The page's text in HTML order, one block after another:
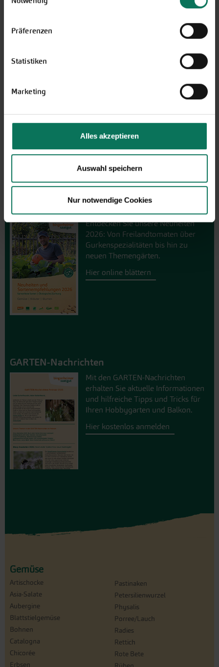
Präferenzen
Statistiken
Marketing
Alles akzeptieren
Auswahl speichern
Nur notwendige Cookies
Montag bis Freitag von 9:00 bis 13:30 Uhr
Außerhalb der Zeiten schreiben Sie uns eine E-Mail an
info@bingenheimersaatgut.de
Wir helfen Ihnen gerne weiter.
Neuheiten & Sortenempfehlungen 2026
Entdecken Sie unsere Neuheiten
2026: Von Freilandtomaten über
Gurkenspezialitäten bis hin zu
neuen Themengärten.
Hier online blättern
GARTEN-Nachrichten
Mit den GARTEN-Nachrichten
erhalten Sie aktuelle Informationen
und hilfreiche Tipps und Tricks für
Ihren Hobbygarten und Balkon.
Hier kostenlos anmelden
Gemüse
Artischocke
Asia-Salate
Aubergine
Blattstielgemüse
Bohnen
Catalogna
Chicorée
Erbsen
Pastinaken
Petersilienwurzel
Physalis
Porree/Lauch
Radies
Rettich
Rote Bete